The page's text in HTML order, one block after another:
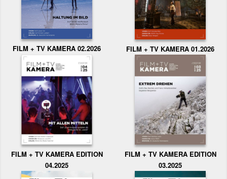
FILM + TV KAMERA 02.2026 FILM + TV KAMERA 01.2026
FILM + TV KAMERA EDITION
04.2025
FILM + TV KAMERA EDITION
03.2025